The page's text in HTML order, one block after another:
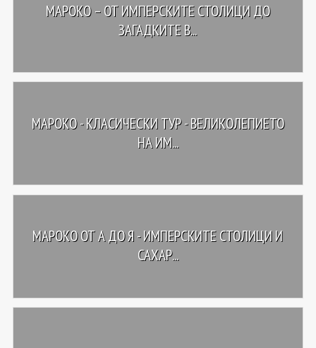
МАРОКО – ОТ ИМПЕРСКИТЕ СТОЛИЦИ ДО
ЗАГАДКИТЕ В...
МАРОКО - КЛАСИЧЕСКИ ТУР - ВЕЛИКОЛЕПИЕТО
НА ИМ...
МАРОКО ОТ А ДО Я - ИМПЕРСКИТЕ СТОЛИЦИ И
САХАР...